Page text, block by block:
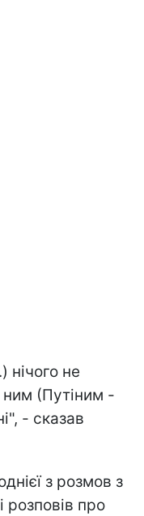
нічого не
ним (Путіним -
- сказав
з розмов з
про